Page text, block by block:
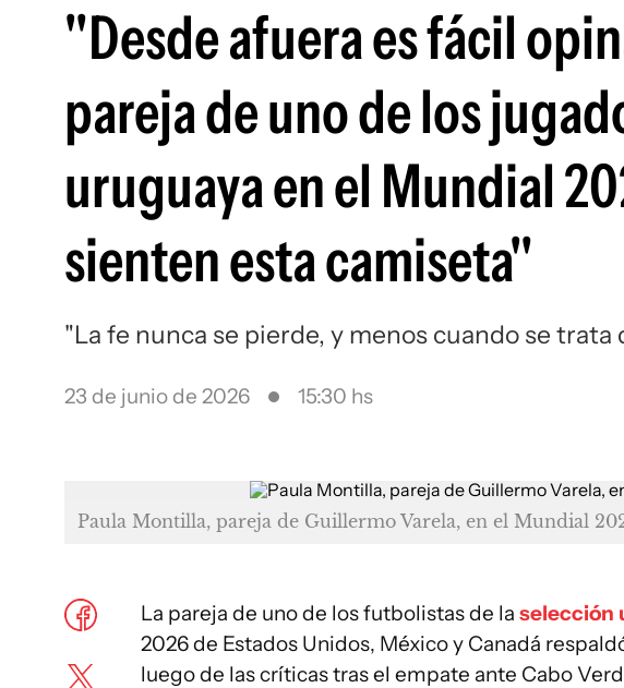
"Desde afuera es fácil
pareja de uno de los
uruguaya en el Mundial
sienten esta camiseta"
"La fe nunca se pierde, y menos cuando se trata
23 de junio de 2026 15:30 hs
Paula Montilla, pareja de Guillermo Varela, en el Mundial
La pareja de uno de los futbolistas de la selección
2026 de Estados Unidos, México y Canadá
luego de las críticas tras el empate ante Cabo